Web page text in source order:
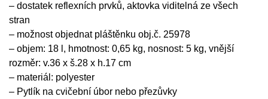
– dostatek reflexních prvků, aktovka viditelná ze všech
stran
– možnost objednat pláštěnku obj.č. 25978
– objem: 18 l, hmotnost: 0,65 kg, nosnost: 5 kg, vnější
rozměr: v.36 x š.28 x h.17 cm
– materiál: polyester
– Pytlík na cvičební úbor nebo přezůvky